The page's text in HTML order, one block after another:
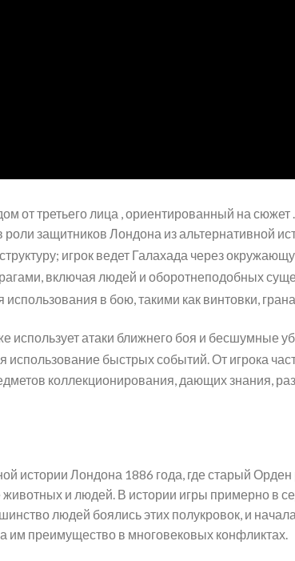
от третьего лица , ориентированный на сюжет
защитников Лондона из альтернативной
игрок ведет Галахада через
включая людей и оборотнеподобных
в бою, такими как винтовки,
атаки ближнего боя и бесшумные
использование быстрых событий.От игрока
коллекционирования, дающих знания,
истории Лондона 1886 года, где старый
животных и людей. В истории игры примерно в
людей боялись этих полукровок, и
им преимущество в многовековых конфликтах.